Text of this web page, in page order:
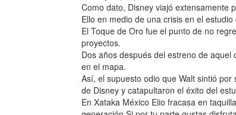
Como dato, Disney viajó extensamente
Ello en medio de una crisis en el
El Toque de Oro fue el punto de no
proyectos.
Dos años después del estreno de
en el mapa.
Así, el supuesto odio que Walt sintió
de Disney y catapultaron el éxito del
En Xataka México Elio fracasa en